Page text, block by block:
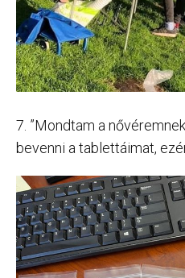
7. ”Mondtam a
bevenni a tablettáimat,